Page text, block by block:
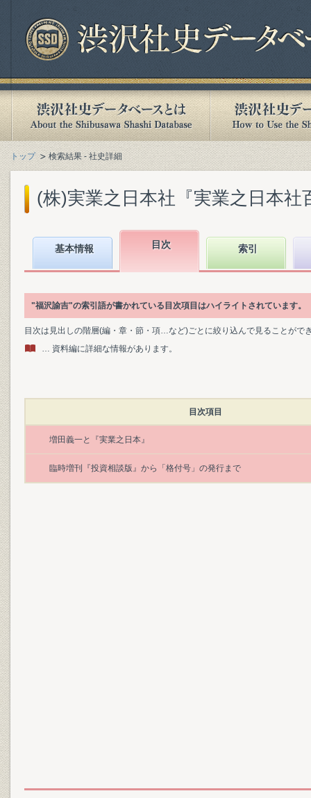
トップ 検索結果 - 社史詳細
(株)実業之日本社『実業之日本社
基本情報 目次 索引
"福沢諭吉"の索引語が書かれている目次項目はハイライトされています。
目次は見出しの階層(編・章・節・項…など)ごとに絞り込んで見ることがで
… 資料編に詳細な情報があります。
目次項目
増田義一と『実業之日本』
臨時増刊『投資相談版』から「格付号」の発行まで